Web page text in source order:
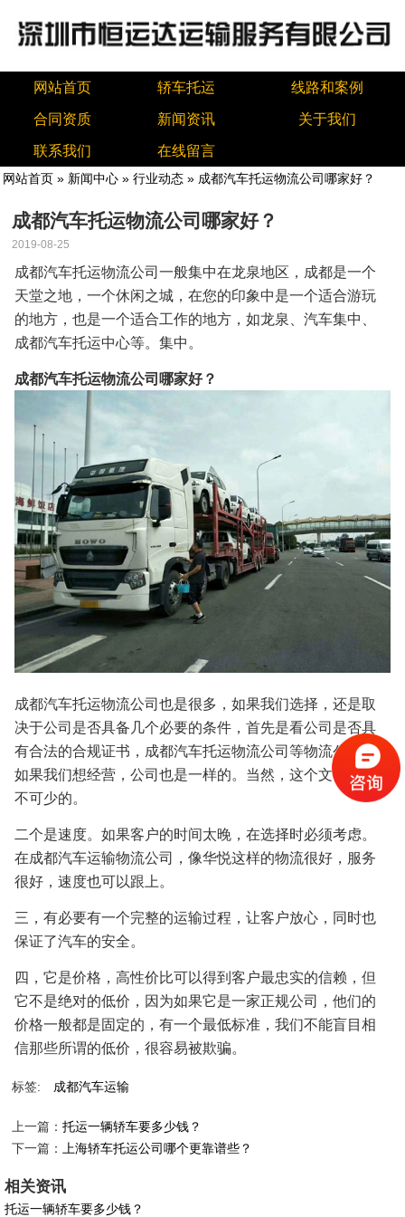
网站首页 轿车托运 线路和案例
合同资质 新闻资讯 关于我们
联系我们 在线留言
网站首页 » 新闻中心 » 行业动态 » 成都汽车托运物流公司哪家好？
成都汽车托运物流公司哪家好？
2019-08-25
成都汽车托运物流公司一般集中在龙泉地区，成都是一个
天堂之地，一个休闲之城，在您的印象中是一个适合游玩
的地方，也是一个适合工作的地方，如龙泉、汽车集中、
成都汽车托运中心等。集中。
成都汽车托运物流公司哪家好？
成都汽车托运物流公司也是很多，如果我们选择，还是取
决于公司是否具备几个必要的条件，首先是看公司是否具
有合法的合规证书，成都汽车托运物流公司等物流公司。
如果我们想经营，公司也是一样的。当然，这个文件是必
不可少的。
二个是速度。如果客户的时间太晚，在选择时必须考虑。
在成都汽车运输物流公司，像华悦这样的物流很好，服务
很好，速度也可以跟上。
三，有必要有一个完整的运输过程，让客户放心，同时也
保证了汽车的安全。
四，它是价格，高性价比可以得到客户最忠实的信赖，但
它不是绝对的低价，因为如果它是一家正规公司，他们的
价格一般都是固定的，有一个最低标准，我们不能盲目相
信那些所谓的低价，很容易被欺骗。
标签: 成都汽车运输
上一篇：托运一辆轿车要多少钱？
下一篇：
上海轿车托运公司哪个更靠谱些？
相关资讯
托运一辆轿车要多少钱？